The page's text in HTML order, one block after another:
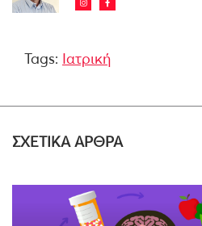
Tags: Ιατρική
ΣΧΕΤΙΚΑ ΑΡΘΡΑ